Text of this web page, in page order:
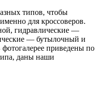
типов, чтобы
для кроссоверов.
гидравлические —
— бутылочный и
приведены по
даны наши